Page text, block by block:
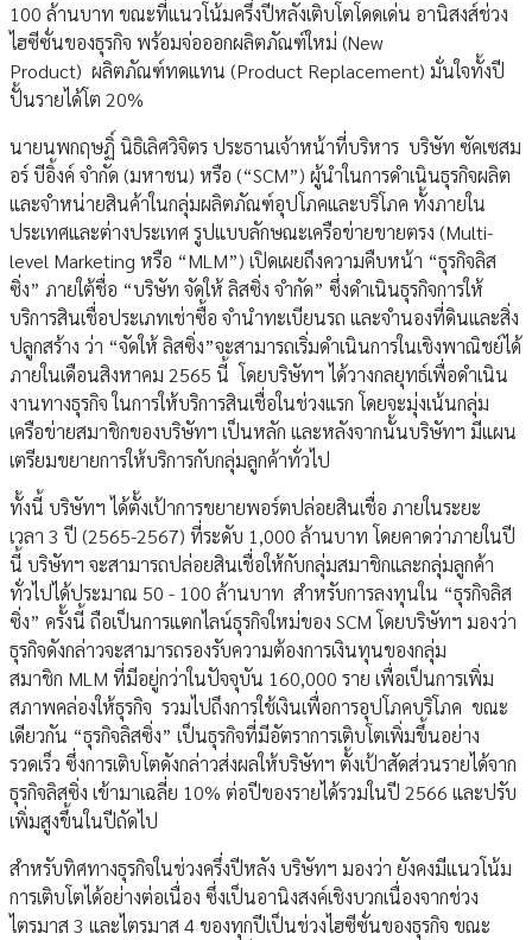
100 ล้านบาท ขณะที่แนวโน้มครึ่งปีหลังเติบโตโดดเด่น อานิสงส์ช่วง
ไฮซีซั่นของธุรกิจ พร้อมจ่อออกผลิตภัณฑ์ใหม่ (New
Product) ผลิตภัณฑ์ทดแทน (Product Replacement) มั่นใจทั้งปี
ปั้นรายได้โต 20%
นายนพกฤษฏิ์ นิธิเลิศวิจิตร ประธานเจ้าหน้าที่บริหาร บริษัท ซัคเซสม
อร์ บีอิ้งค์ จำกัด (มหาชน) หรือ (“SCM”) ผู้นำในการดำเนินธุรกิจผลิต
และจำหน่ายสินค้าในกลุ่มผลิตภัณฑ์อุปโภคและบริโภค ทั้งภายใน
ประเทศและต่างประเทศ รูปแบบลักษณะเครือข่ายขายตรง (Multi-
level Marketing หรือ “MLM”) เปิดเผยถึงความคืบหน้า “ธุรกิจลิส
ซิ่ง” ภายใต้ชื่อ “บริษัท จัดให้ ลิสซิ่ง จำกัด” ซึ่งดำเนินธุรกิจการให้
บริการสินเชื่อประเภทเช่าซื้อ จำนำทะเบียนรถ และจำนองที่ดินและสิ่ง
ปลูกสร้าง ว่า “จัดให้ ลิสซิ่ง”จะสามารถเริ่มดำเนินการในเชิงพาณิชย์ได้
ภายในเดือนสิงหาคม 2565 นี้ โดยบริษัทฯ ได้วางกลยุทธ์เพื่อดำเนิน
งานทางธุรกิจ ในการให้บริการสินเชื่อในช่วงแรก โดยจะมุ่งเน้นกลุ่ม
เครือข่ายสมาชิกของบริษัทฯ เป็นหลัก และหลังจากนั้นบริษัทฯ มีแผน
เตรียมขยายการให้บริการกับกลุ่มลูกค้าทั่วไป
ทั้งนี้ บริษัทฯ ได้ตั้งเป้าการขยายพอร์ตปล่อยสินเชื่อ ภายในระยะ
เวลา 3 ปี (2565-2567) ที่ระดับ 1,000 ล้านบาท โดยคาดว่าภายในปี
นี้ บริษัทฯ จะสามารถปล่อยสินเชื่อให้กับกลุ่มสมาชิกและกลุ่มลูกค้า
ทั่วไปได้ประมาณ 50 - 100 ล้านบาท สำหรับการลงทุนใน “ธุรกิจลิส
ซิ่ง” ครั้งนี้ ถือเป็นการแตกไลน์ธุรกิจใหม่ของ SCM โดยบริษัทฯ มองว่า
ธุรกิจดังกล่าวจะสามารถรองรับความต้องการเงินทุนของกลุ่ม
สมาชิก MLM ที่มีอยู่กว่าในปัจจุบัน 160,000 ราย เพื่อเป็นการเพิ่ม
สภาพคล่องให้ธุรกิจ รวมไปถึงการใช้เงินเพื่อการอุปโภคบริโภค ขณะ
เดียวกัน “ธุรกิจลิสซิ่ง” เป็นธุรกิจที่มีอัตราการเติบโตเพิ่มขึ้นอย่าง
รวดเร็ว ซึ่งการเติบโตดังกล่าวส่งผลให้บริษัทฯ ตั้งเป้าสัดส่วนรายได้จาก
ธุรกิจลิสซิ่ง เข้ามาเฉลี่ย 10% ต่อปีของรายได้รวมในปี 2566 และปรับ
เพิ่มสูงขึ้นในปีถัดไป
สำหรับทิศทางธุรกิจในช่วงครึ่งปีหลัง บริษัทฯ มองว่า ยังคงมีแนวโน้ม
การเติบโตได้อย่างต่อเนื่อง ซึ่งเป็นอานิงสงค์เชิงบวกเนื่องจากช่วง
ไตรมาส 3 และไตรมาส 4 ของทุกปีเป็นช่วงไฮซีซั่นของธุรกิจ ขณะ